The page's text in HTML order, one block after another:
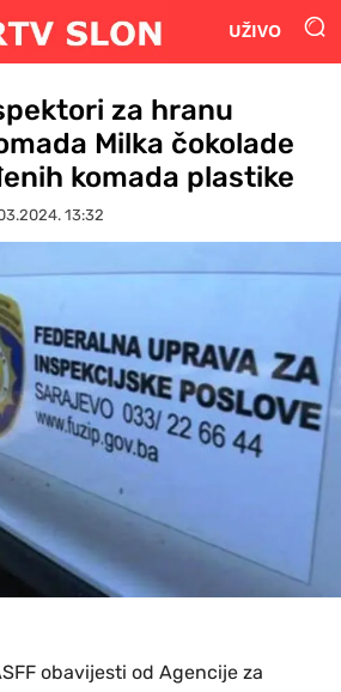
UŽIVO
za hranu
Milka čokolade
komada plastike
13:32
obavijesti od Agencije za